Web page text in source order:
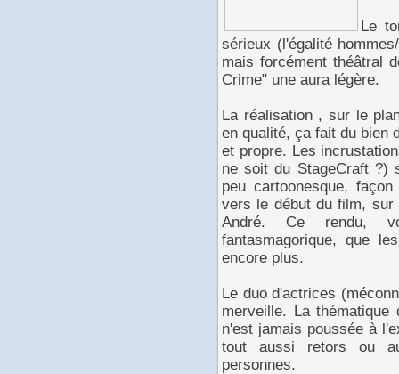
Le
sérieux (l'égalité
mais forcément théâtral
Crime" une aura légère.
La réalisation , sur le
en qualité, ça fait du bien
et propre. Les
ne soit du StageCraft ?)
peu cartoonesque,
vers le début du film,
André. Ce rendu,
fantasmagorique, que
encore plus.
Le duo d'actrices
merveille. La
n'est jamais poussée à
tout aussi retors ou
personnes.